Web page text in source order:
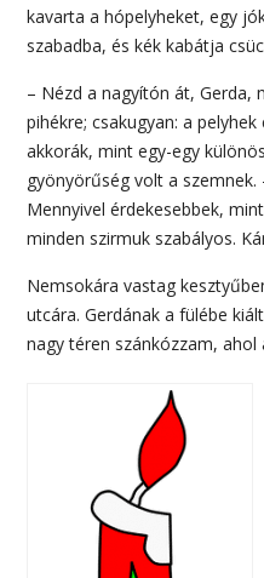
kavarta a hópelyheket, egy
szabadba, és kék kabátja
– Nézd a nagyítón át, Gerda,
pihékre; csakugyan: a
akkorák, mint egy-egy
gyönyörűség volt a
Mennyivel érdekesebbek,
minden szirmuk szabályos.
Nemsokára vastag
utcára. Gerdának a fülébe
nagy téren szánkózzam,